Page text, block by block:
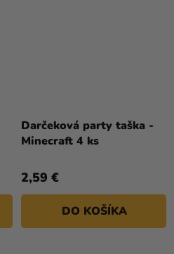
Darčeková party taška -
Minecraft 4 ks
2,59 €
DO KOŠÍKA